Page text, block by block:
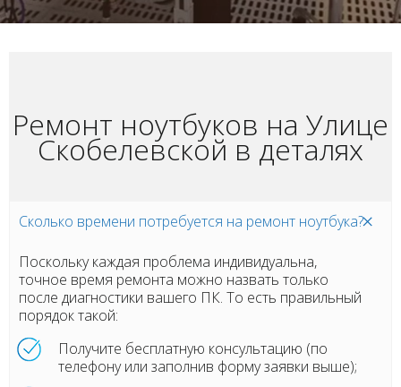
Ремонт ноутбуков на Улице
Скобелевской в деталях
Сколько времени потребуется на ремонт ноутбука?
Поскольку каждая проблема индивидуальна,
точное время ремонта можно назвать только
после диагностики вашего ПК. То есть правильный
порядок такой:
Получите бесплатную консультацию (по
телефону или заполнив форму заявки выше);